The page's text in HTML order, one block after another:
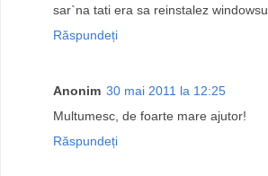
sar`na tati era sa reinstalez windowsu
Răspundeți
Anonim 30 mai 2011 la 12:25
Multumesc, de foarte mare ajutor!
Răspundeți